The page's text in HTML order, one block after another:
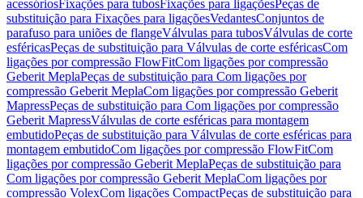
acessóriosFixações para tubosFixações para ligaçõesPeças de
substituição para Fixações para ligaçõesVedantesConjuntos de
parafuso para uniões de flangeVálvulas para tubosVálvulas de corte
esféricasPeças de substituição para Válvulas de corte esféricasCom
ligações por compressão FlowFitCom ligações por compressão
Geberit MeplaPeças de substituição para Com ligações por
compressão Geberit MeplaCom ligações por compressão Geberit
MapressPeças de substituição para Com ligações por compressão
Geberit MapressVálvulas de corte esféricas para montagem
embutidoPeças de substituição para Válvulas de corte esféricas para
montagem embutidoCom ligações por compressão FlowFitCom
ligações por compressão Geberit MeplaPeças de substituição para
Com ligações por compressão Geberit MeplaCom ligações por
compressão VolexCom ligações CompactPeças de substituição para